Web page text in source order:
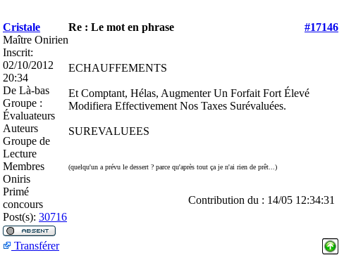
Cristale Re : Le mot en phrase
#17146
Maître Onirien
Inscrit:
02/10/2012
20:34
De Là-bas
Groupe :
Évaluateurs
Auteurs
Groupe de
Lecture
Membres
Oniris
Primé
concours
Post(s): 30716
ECHAUFFEMENTS
Et Comptant, Hélas, Augmenter Un Forfait Fort Élevé
Modifiera Effectivement Nos Taxes Surévaluées.
SUREVALUEES
(quelqu'un a prévu le dessert ? parce qu'après tout ça je n'ai rien de prêt...)
Contribution du : 14/05 12:34:31
Transférer